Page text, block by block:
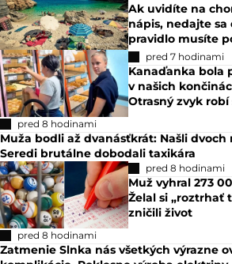
Ak uvidíte na
nápis, nedajte
pravidlo musíte
pred 7 hodinami
Kanaďanka bola
v našich
Otrasný zvyk
pred 8 hodinami
Muža bodli až dvanásťkrát: Našli
Seredi brutálne dobodali taxikára
pred 8 hodinami
Muž vyhral 273
Želal si „roztrhať
zničili život
pred 8 hodinami
Zatmenie Slnka nás všetkých výrazne